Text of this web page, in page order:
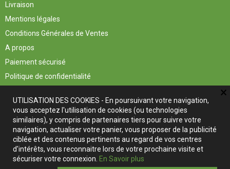
Livraison
Mentions légales
Conditions Générales de Ventes
A propos
Paiement sécurisé
Politique de confidentialité
Contactez-nous
Informations keyboard_arrow_down
Au jardin Realmontais
4 Rue Victor Hugo
81120 Réalmont
×
UTILISATION DES COOKIES - En poursuivant votre navigation,
vous acceptez l'utilisation de cookies (ou technologies
similaires), y compris de partenaires tiers pour suivre votre
navigation, actualiser votre panier, vous proposer de la publicité
ciblée et des contenus pertinents au regard de vos centres
d'intérêts, vous reconnaitre lors de votre prochaine visite et
sécuriser votre connexion. En Savoir plus